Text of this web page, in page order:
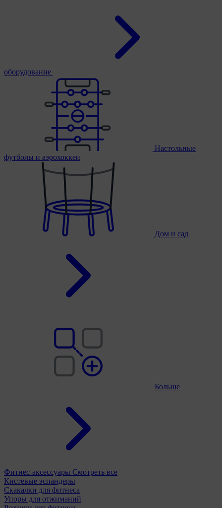
оборудование
Настольные
футболы и аэрохоккеи
Дом и сад
Больше
Фитнес-аксессуары Смотреть все
Кистевые эспандеры
Скакалки для фитнеса
Упоры для отжиманий